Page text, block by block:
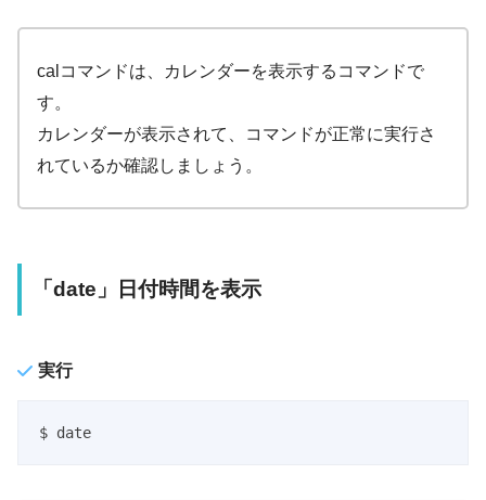
calコマンドは、カレンダーを表示するコマンドで
す。
カレンダーが表示されて、コマンドが正常に実行さ
れているか確認しましょう。
「date」日付時間を表示
実行
$ date